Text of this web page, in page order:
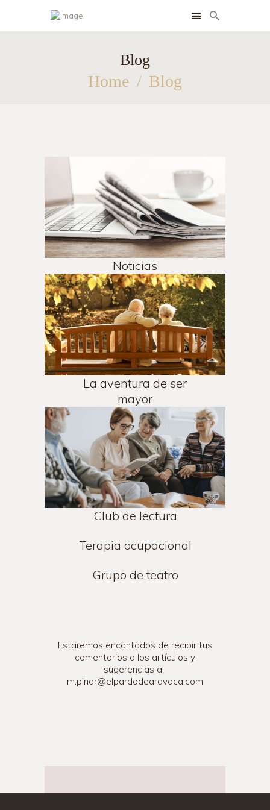
Blog
Home Blog
INSTALACIONES
CONTACTO
Noticias
La aventura de ser
mayor
Club de lectura
Terapia ocupacional
Grupo de teatro
Estaremos encantados de recibir tus
comentarios a los artículos y
sugerencias a:
m.pinar@elpardodearavaca.com